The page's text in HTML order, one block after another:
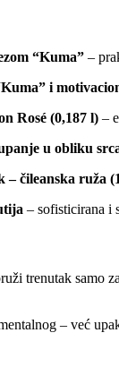
“Kuma” –
i
Rosé (0,187 l) –
u obliku
– čileanska ruža
– sofisticirana i
trenutak samo
– već